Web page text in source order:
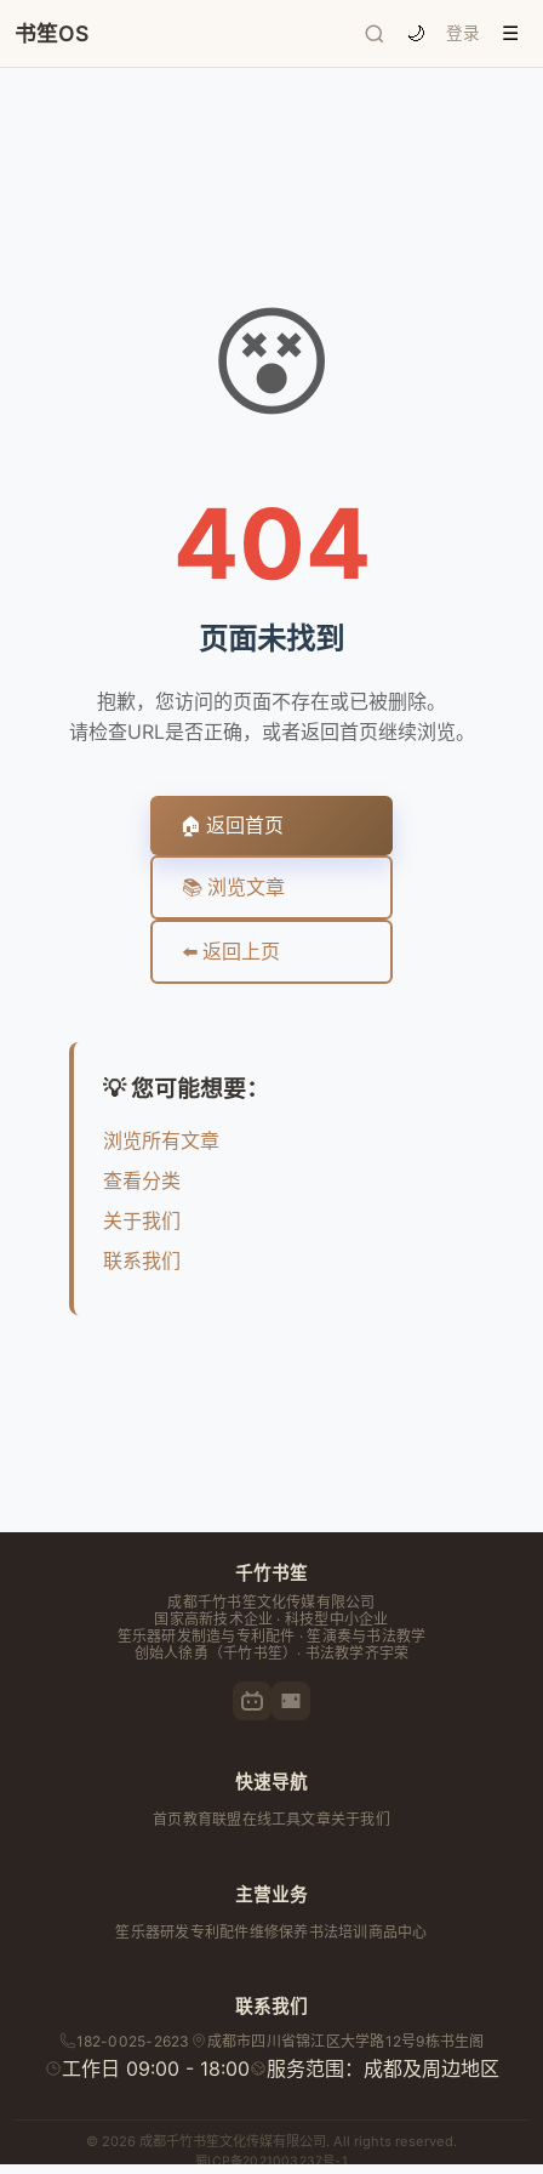
书笙OS 🌙 登录 ☰
😵
404
页面未找到
抱歉，您访问的页面不存在或已被删除。
请检查URL是否正确，或者返回首页继续浏览。
🏠 返回首页
📚 浏览文章
⬅️ 返回上页
💡 您可能想要：
浏览所有文章
查看分类
关于我们
联系我们
千竹书笙
成都千竹书笙文化传媒有限公司
国家高新技术企业 · 科技型中小企业
笙乐器研发制造与专利配件 · 笙演奏与书法教学
创始人徐勇 （千竹书笙）· 书法教学齐宇荣
快速导航
首页教育联盟在线工具文章关于我们
主营业务
笙乐器研发专利配件维修保养 书法培训 商品中心
联系我们
182-0025-2623 成都市四川省锦江区大学路12号9栋书生阁
工作日 09:00 - 18:00 服务范围：成都及周边地区
© 2026 成都千竹书笙文化传媒有限公司. All rights reserved.
蜀ICP备2021003237号-1